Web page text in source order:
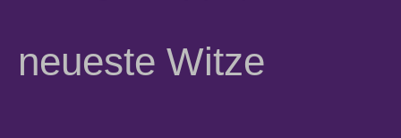
neueste Witze